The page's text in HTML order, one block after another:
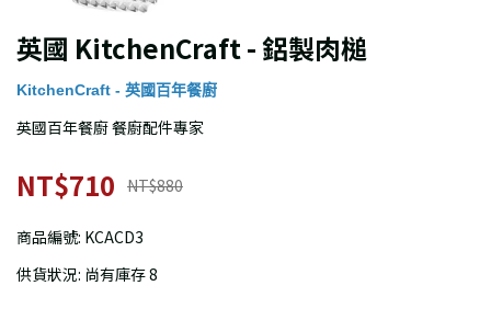
英國 KitchenCraft - 鋁製肉槌
KitchenCraft - 英國百年餐廚
英國百年餐廚 餐廚配件專家
NT$710 NT$880
商品編號: KCACD3
供貨狀況: 尚有庫存 8